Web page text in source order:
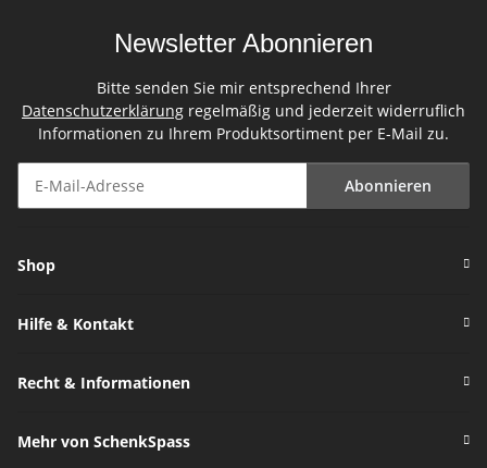
Newsletter Abonnieren
Bitte senden Sie mir entsprechend Ihrer
Datenschutzerklärung regelmäßig und jederzeit widerruflich
Informationen zu Ihrem Produktsortiment per E-Mail zu.
Abonnieren
Shop
Hilfe & Kontakt
Recht & Informationen
Mehr von SchenkSpass